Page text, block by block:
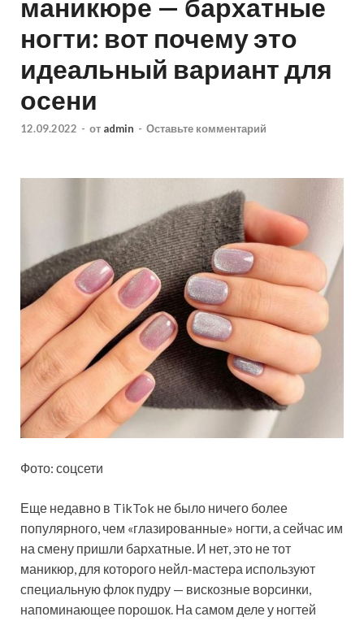
маникюре — бархатные
ногти: вот почему это
идеальный вариант для
осени
12.09.2022 - от admin - Оставьте комментарий
Фото: соцсети
Еще недавно в TikTok не было ничего более
популярного, чем «глазированные»‎ ногти, а сейчас им
на смену пришли бархатные. И нет, это не тот
маникюр, для которого нейл-мастера используют
специальную флок пудру — вискозные ворсинки,
напоминающее порошок. На самом деле у ногтей